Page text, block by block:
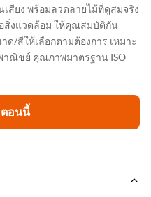
สียง พร้อมลวดลายไม้ที่ดูสมจริง
สิ่งแวดล้อม ให้คุณสมบัติกัน
/สีให้เลือกตามต้องการ เหมาะ
าณิชย์ คุณภาพมาตรฐาน ISO
อนนี้